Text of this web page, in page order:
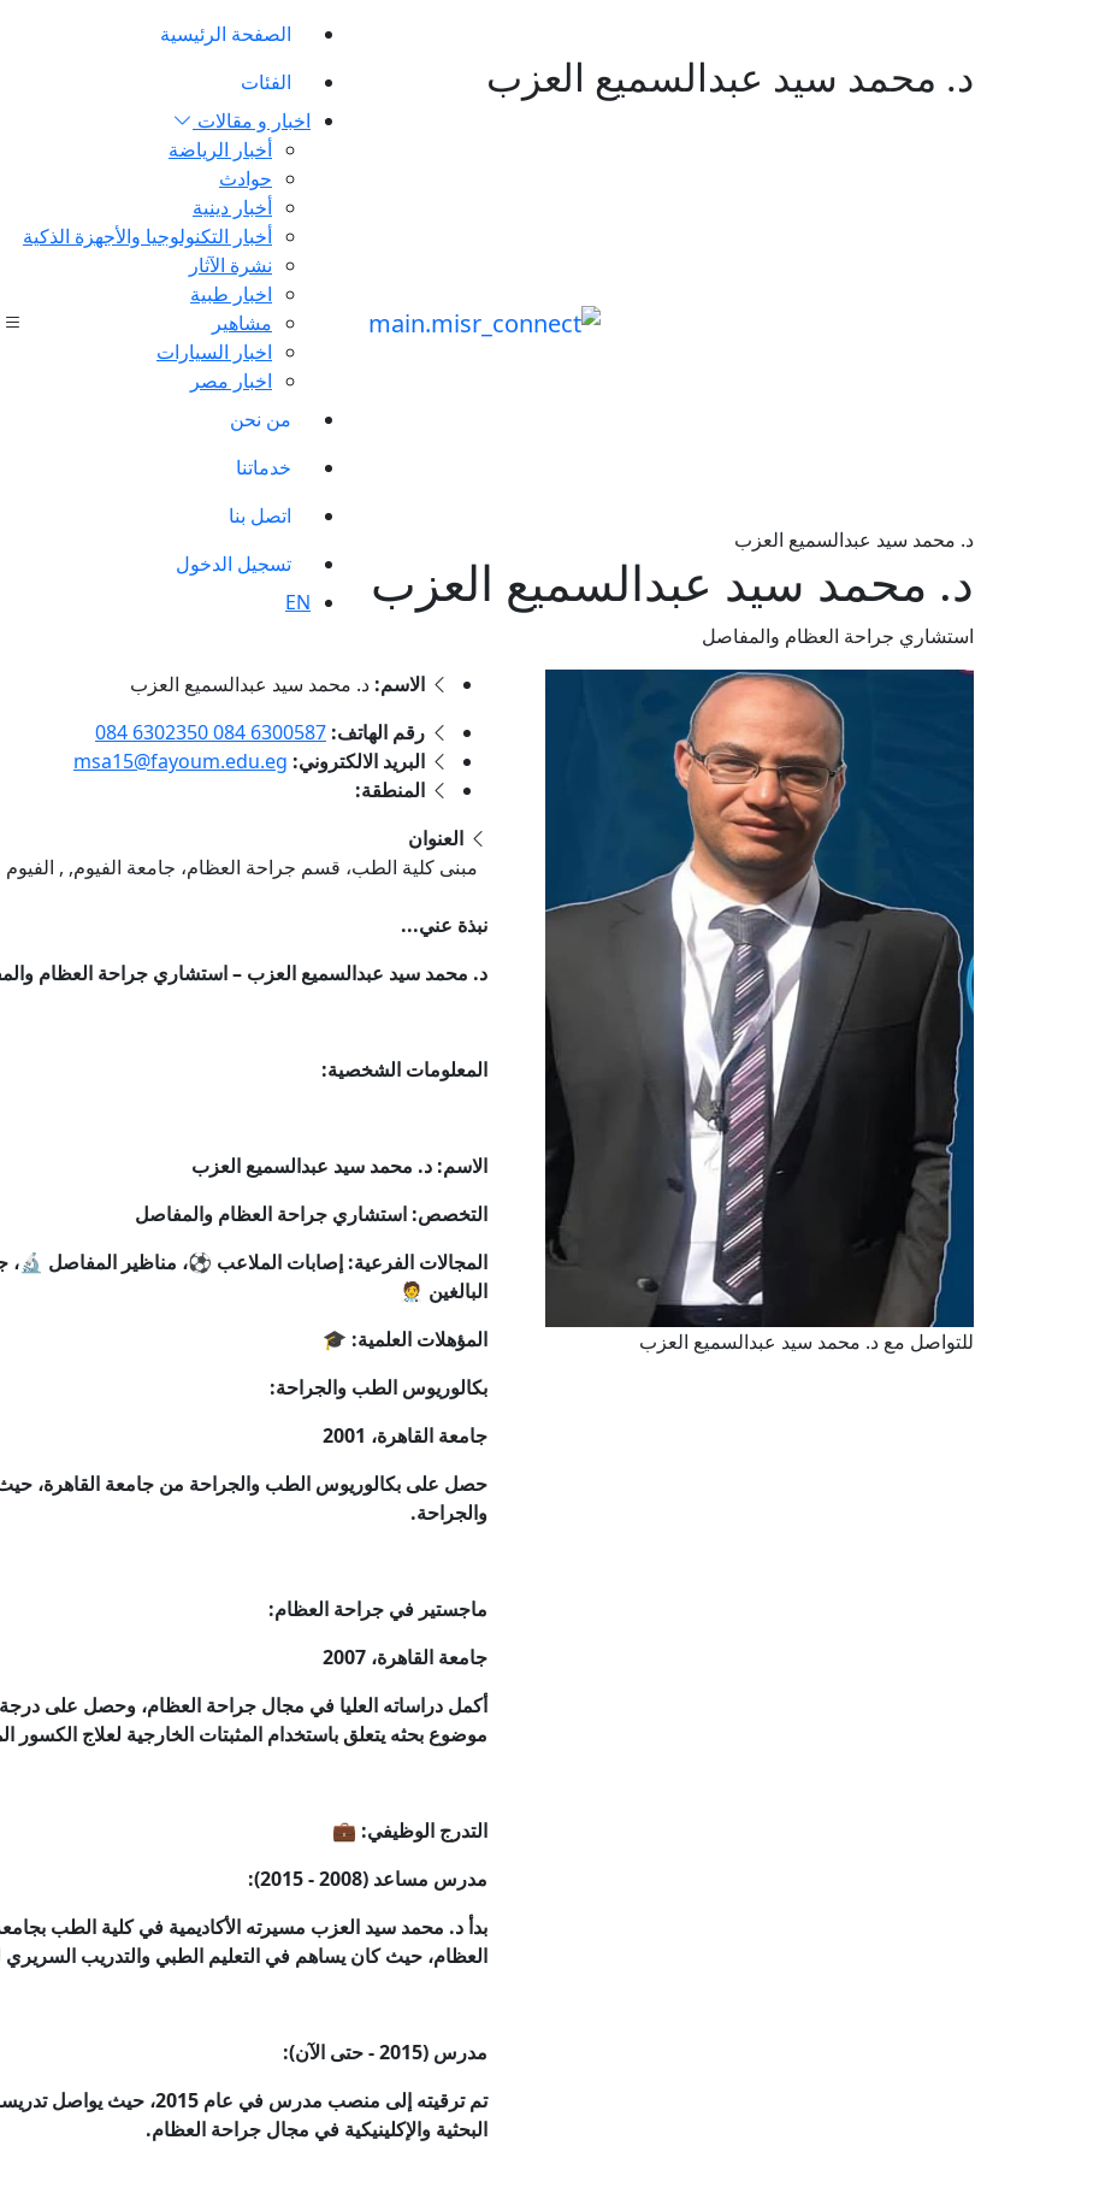
الصفحة الرئيسية
الفئات
اخبار و مقالات
أخبار الرياضة
حوادث
أخبار دينية
أخبار التكنولوجيا والأجهزة الذكية
نشرة الآثار
اخبار طبية
مشاهير
اخبار السيارات
اخبار مصر
من نحن
خدماتنا
اتصل بنا
تسجيل الدخول
EN
د. محمد سيد عبدالسميع العزب
د. محمد سيد عبدالسميع العزب
د. محمد سيد عبدالسميع العزب
استشاري جراحة العظام والمفاصل
للتواصل مع د. محمد سيد عبدالسميع العزب
الاسم: د. محمد سيد عبدالسميع العزب
رقم الهاتف: 6300587 084 6302350 084
البريد الالكتروني: msa15@fayoum.edu.eg
المنطقة:
العنوان
مبنى كلية الطب، قسم جراحة العظام، جامعة الفيوم, , الفيوم
نبذة عني...
د. محمد سيد عبدالسميع العزب – استشاري جراحة العظام
المعلومات الشخصية:
الاسم: د. محمد سيد عبدالسميع العزب
التخصص: استشاري جراحة العظام والمفاصل
المجالات الفرعية: إصابات الملاعب ⚽، مناظير المفاصل
البالغين 🧑‍⚕️
المؤهلات العلمية: 🎓
بكالوريوس الطب والجراحة:
جامعة القاهرة، 2001
حصل على بكالوريوس الطب والجراحة من جامعة القاهرة، حيث
والجراحة.
ماجستير في جراحة العظام:
جامعة القاهرة، 2007
أكمل دراساته العليا في مجال جراحة العظام، وحصل على
موضوع بحثه يتعلق باستخدام المثبتات الخارجية لعلاج الكسور
التدرج الوظيفي: 💼
مدرس مساعد (2008 - 2015):
بدأ د. محمد سيد العزب مسيرته الأكاديمية في كلية الطب
العظام، حيث كان يساهم في التعليم الطبي والتدريب
مدرس (2015 - حتى الآن):
تم ترقيته إلى منصب مدرس في
البحثية والإكلينيكية في مجال جراحة العظام.